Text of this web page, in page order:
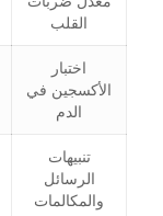
القلب
اختبار
الأكسجين في
الدم
تنبيهات
الرسائل
والمكالمات